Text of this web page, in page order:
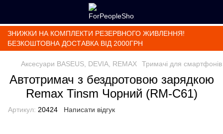
ЗНИЖКИ НА КОМПЛЕКТИ РЕЗЕРВНОГО ЖИВЛЕННЯ!
БЕЗКОШТОВНА ДОСТАВКА ВІД 2000ГРН
Аксесуари BASEUS, DEVIA, REMAX Тримачі для смартфонів
Автотримач з бездротовою зарядкою
Remax Tinsm Чорний (RM-C61)
Артикул: 20424 Написати відгук